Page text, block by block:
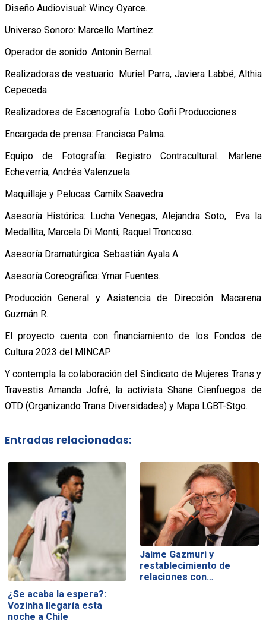
Diseño Audiovisual: Wincy Oyarce.
Universo Sonoro: Marcello Martínez.
Operador de sonido: Antonin Bernal.
Realizadoras de vestuario: Muriel Parra, Javiera Labbé, Althia
Cepeceda.
Realizadores de Escenografía: Lobo Goñi Producciones.
Encargada de prensa: Francisca Palma.
Equipo de Fotografía: Registro Contracultural. Marlene
Echeverria, Andrés Valenzuela.
Maquillaje y Pelucas: Camilx Saavedra.
Asesoría Histórica: Lucha Venegas, Alejandra Soto, Eva la
Medallita, Marcela Di Monti, Raquel Troncoso.
Asesoría Dramatúrgica: Sebastián Ayala A.
Asesoría Coreográfica: Ymar Fuentes.
Producción General y Asistencia de Dirección: Macarena
Guzmán R.
El proyecto cuenta con financiamiento de los Fondos de
Cultura 2023 del MINCAP.
Y contempla la colaboración del Sindicato de Mujeres Trans y
Travestis Amanda Jofré, la activista Shane Cienfuegos de
OTD (Organizando Trans Diversidades) y Mapa LGBT-Stgo.
Entradas relacionadas:
¿Se acaba la espera?:
Vozinha llegaría esta
noche a Chile
Jaime Gazmuri y
restablecimiento de
relaciones con…